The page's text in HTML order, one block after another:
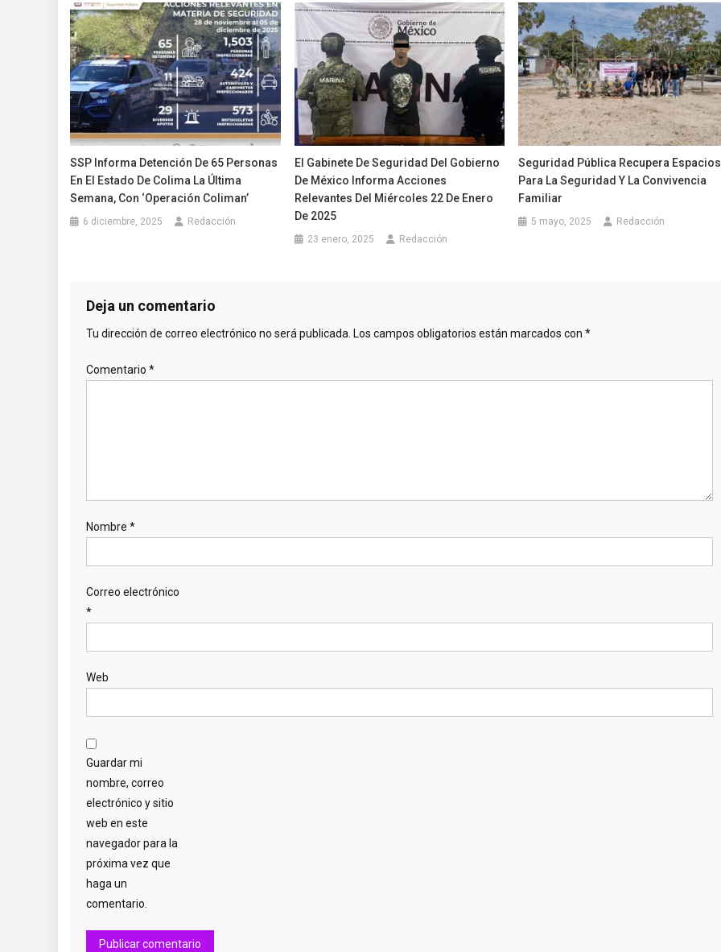
SSP Informa Detención De 65 Personas
En El Estado De Colima La Última
Semana, Con ‘Operación Coliman’
6 diciembre, 2025 Redacción
El Gabinete De Seguridad Del Gobierno
De México Informa Acciones
Relevantes Del Miércoles 22 De Enero
De 2025
23 enero, 2025 Redacción
Seguridad Pública Recupera Espacios
Para La Seguridad Y La Convivencia
Familiar
5 mayo, 2025 Redacción
Deja un comentario
Tu dirección de correo electrónico no será publicada. Los campos obligatorios están marcados con *
Comentario *
Nombre *
Correo electrónico
*
Web
Guardar mi
nombre, correo
electrónico y sitio
web en este
navegador para la
próxima vez que
haga un
comentario.